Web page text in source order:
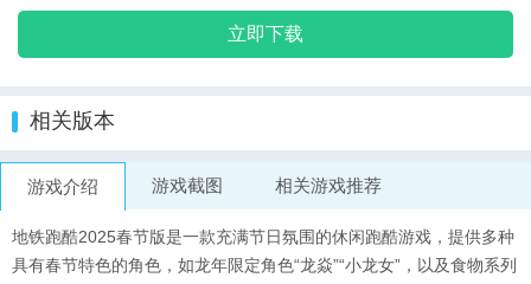
立即下载
相关版本
游戏介绍 游戏截图 相关游戏推荐
地铁跑酷2025春节版是一款充满节日氛围的休闲跑酷游戏，提供多种
具有春节特色的角色，如龙年限定角色“龙焱”“小龙女”，以及食物系列